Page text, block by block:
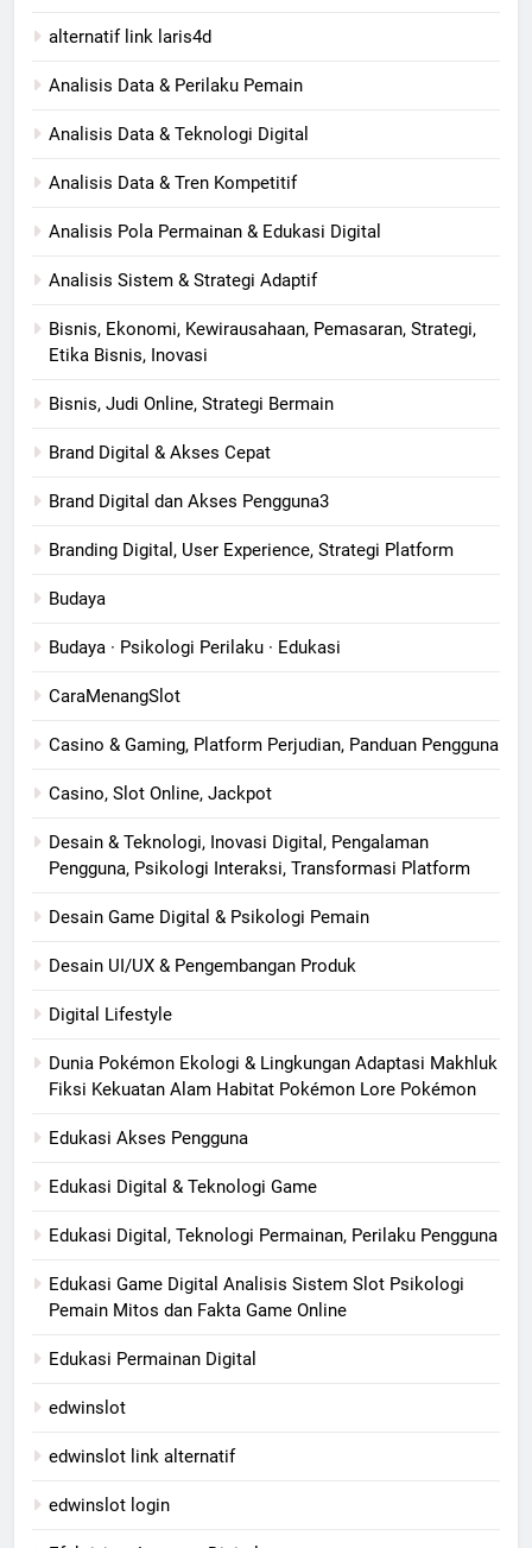
alternatif link laris4d
Analisis Data & Perilaku Pemain
Analisis Data & Teknologi Digital
Analisis Data & Tren Kompetitif
Analisis Pola Permainan & Edukasi Digital
Analisis Sistem & Strategi Adaptif
Bisnis, Ekonomi, Kewirausahaan, Pemasaran, Strategi,
Etika Bisnis, Inovasi
Bisnis, Judi Online, Strategi Bermain
Brand Digital & Akses Cepat
Brand Digital dan Akses Pengguna3
Branding Digital, User Experience, Strategi Platform
Budaya
Budaya · Psikologi Perilaku · Edukasi
CaraMenangSlot
Casino & Gaming, Platform Perjudian, Panduan Pengguna
Casino, Slot Online, Jackpot
Desain & Teknologi, Inovasi Digital, Pengalaman
Pengguna, Psikologi Interaksi, Transformasi Platform
Desain Game Digital & Psikologi Pemain
Desain UI/UX & Pengembangan Produk
Digital Lifestyle
Dunia Pokémon Ekologi & Lingkungan Adaptasi Makhluk
Fiksi Kekuatan Alam Habitat Pokémon Lore Pokémon
Edukasi Akses Pengguna
Edukasi Digital & Teknologi Game
Edukasi Digital, Teknologi Permainan, Perilaku Pengguna
Edukasi Game Digital Analisis Sistem Slot Psikologi
Pemain Mitos dan Fakta Game Online
Edukasi Permainan Digital
edwinslot
edwinslot link alternatif
edwinslot login